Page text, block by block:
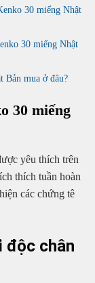
30 miếng Nhật
30 miếng Nhật
Bản mua ở đâu?
30 miếng
yêu thích trên
thích tuần hoàn
các chứng tê
độc chân